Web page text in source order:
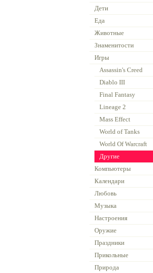
Дети
Еда
Животные
Знаменитости
Игры
Assassin's Creed
Diablo III
Final Fantasy
Lineage 2
Mass Effect
World of Tanks
World Of Warcraft
Другие
Компьютеры
Календари
Любовь
Музыка
Настроения
Оружие
Праздники
Прикольные
Природа